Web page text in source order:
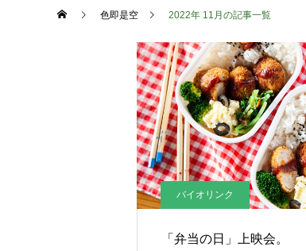
色即是空 2022年 11月の記事一覧
バイオリンク
「弁当の日」上映会。